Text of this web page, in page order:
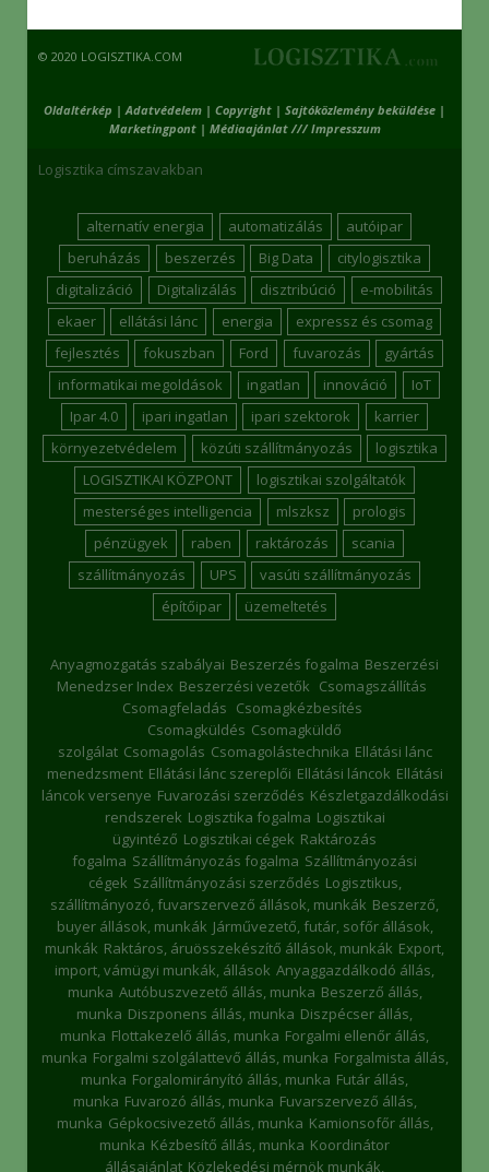
© 2020 LOGISZTIKA.COM
Oldaltérkép | Adatvédelem | Copyright | Sajtóközlemény beküldése |
Marketingpont| Médiaajánlat /// Impresszum
Logisztika címszavakban
alternatív energia automatizálás
autóipar
beruházás
beszerzés Big Data
citylogisztika
digitalizáció
Digitalizálás disztribúció
e-mobilitás
ekaer
ellátási lánc energia
expressz és csomag
fejlesztés
fokuszban Ford fuvarozás
gyártás
informatikai megoldások
ingatlan innováció
IoT
Ipar 4.0
ipari ingatlan ipari szektorok
karrier
környezetvédelem
közúti szállítmányozás
logisztika
LOGISZTIKAI KÖZPONT
logisztikai szolgáltatók
mesterséges intelligencia
mlszksz
prologis
pénzügyek
raben raktározás
scania
szállítmányozás
UPS
vasúti szállítmányozás
építőipar
üzemeltetés
Anyagmozgatás szabályai Beszerzés fogalma Beszerzési
Menedzser Index Beszerzési vezetők Csomagszállítás
Csomagfeladás Csomagkézbesítés
Csomagküldés Csomagküldő
szolgálat Csomagolás Csomagolástechnika Ellátási lánc
menedzsment Ellátási lánc szereplői Ellátási láncok Ellátási
láncok versenye Fuvarozási szerződés Készletgazdálkodási
rendszerek Logisztika fogalma Logisztikai
ügyintéző Logisztikai cégek Raktározás
fogalma Szállítmányozás fogalma Szállítmányozási
cégek Szállítmányozási szerződés Logisztikus,
szállítmányozó, fuvarszervező állások, munkák Beszerző,
buyer állások, munkák Járművezető, futár, sofőr állások,
munkák Raktáros, áruösszekészítő állások, munkák Export,
import, vámügyi munkák, állások Anyaggazdálkodó állás,
munka Autóbuszvezető állás, munka Beszerző állás,
munka Diszponens állás, munka Diszpécser állás,
munka Flottakezelő állás, munka Forgalmi ellenőr állás,
munka Forgalmi szolgálattevő állás, munka Forgalmista állás,
munka Forgalomirányító állás, munka Futár állás,
munka Fuvarozó állás, munka Fuvarszervező állás,
munka Gépkocsivezető állás, munka Kamionsofőr állás,
munka Kézbesítő állás, munka Koordinátor
állásajánlat Közlekedési mérnök munkák,